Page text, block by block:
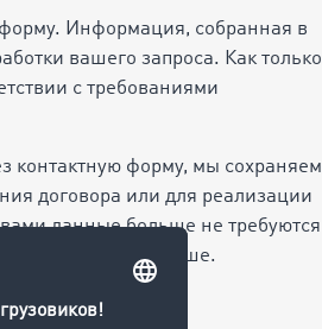
Информация, собранная в
вашего запроса. Как только
с требованиями
контактную форму, мы сохраняем
договора или для реализации
данные больше не требуются
хранить их дольше.